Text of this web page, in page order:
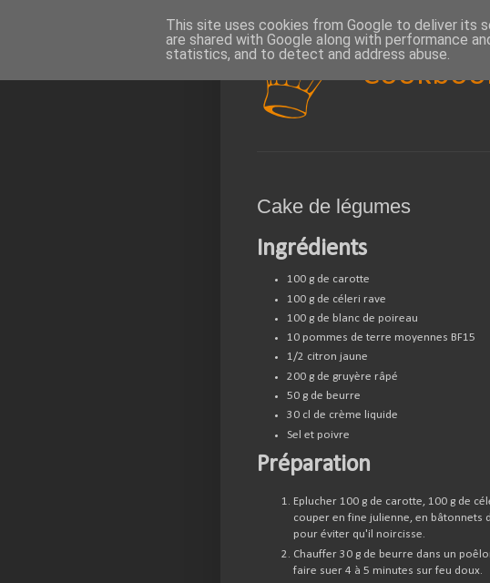
Cake de légumes
Ingrédients
100 g de carotte
100 g de céleri rave
100 g de blanc de poireau
10 pommes de terre moyennes BF15
1/2 citron jaune
200 g de gruyère râpé
50 g de beurre
30 cl de crème liquide
Sel et poivre
Préparation
Eplucher 100 g de carotte, 100 g de
couper en fine julienne, en bâtonnets
pour éviter qu'il noircisse.
Chauffer 30 g de beurre dans un
faire suer 4 à 5 minutes sur feu doux.
This site uses cookies from Google to deliver its
are shared with Google along with performance
statistics, and to detect and address abuse.